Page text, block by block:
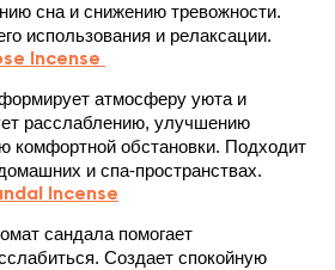
сна и снижению тревожности.
использования и релаксации.
Incense
атмосферу уюта и
расслаблению, улучшению
комфортной обстановки. Подходит
и спа-пространствах.
Incense
сандала помогает
Создает спокойную